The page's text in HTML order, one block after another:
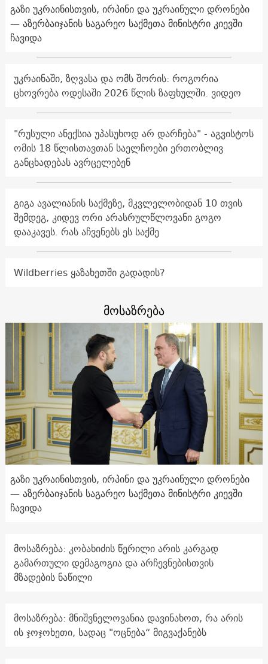
გაზი უკრაინისთვის, ირპინი და უკრაინული დრონები
— აზერბაიჯანის საგარეო საქმეთა მინისტრი კიევში
ჩავიდა
უკრაინაში, ზღვასა და ომს შორის: როგორია
ცხოვრება ოდესაში 2026 წლის ზაფხულში. ვიდეო
"რუსული ანექსია უპასუხოდ არ დარჩება" - აგვისტოს
ომის 18 წლისთავთან საელჩოები ერთობლივ
განცხადებას ავრცელებენ
გიგა ავალიანის საქმეზე, მკვლელობიდან 10 თვის
შემდეგ, კიდევ ორი არასრულწლოვანი გოგო
დააკავეს. რას აჩვენებს ეს საქმე
Wildberries ყაზახეთში გადადის?
მოსაზრება
გაზი უკრაინისთვის, ირპინი და უკრაინული დრონები
— აზერბაიჯანის საგარეო საქმეთა მინისტრი კიევში
ჩავიდა
მოსაზრება: კობახიძის წერილი არის კარგად
გამართული დემაგოგია და არჩევნებისთვის
მზადების ნაწილი
მოსაზრება: მნიშვნელოვანია დავინახოთ, რა არის
ის ჯოჯოხეთი, სადაც "ოცნება“ მიგვაქანებს